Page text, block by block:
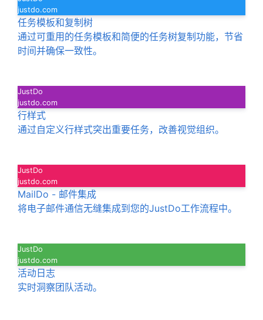
justdo.com
任务模板和复制树
通过可重用的任务模板和简便的任务树复制功能，节省
时间并确保一致性。
JustDo
justdo.com
行样式
通过自定义行样式突出重要任务，改善视觉组织。
JustDo
justdo.com
MailDo - 邮件集成
将电子邮件通信无缝集成到您的JustDo工作流程中。
JustDo
justdo.com
活动日志
实时洞察团队活动。